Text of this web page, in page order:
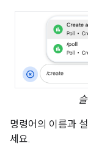
명령어의 이름과
세요.